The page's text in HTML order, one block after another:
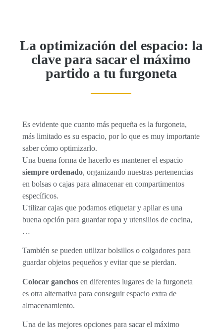
La optimización del espacio: la
clave para sacar el máximo
partido a tu furgoneta
Es evidente que cuanto más pequeña es la furgoneta,
más limitado es su espacio, por lo que es muy importante
saber cómo optimizarlo.
Una buena forma de hacerlo es mantener el espacio
siempre ordenado, organizando nuestras pertenencias
en bolsas o cajas para almacenar en compartimentos
específicos.
Utilizar cajas que podamos etiquetar y apilar es una
buena opción para guardar ropa y utensilios de cocina,
…
También se pueden utilizar bolsillos o colgadores para
guardar objetos pequeños y evitar que se pierdan.
Colocar ganchos en diferentes lugares de la furgoneta
es otra alternativa para conseguir espacio extra de
almacenamiento.
Una de las mejores opciones para sacar el máximo